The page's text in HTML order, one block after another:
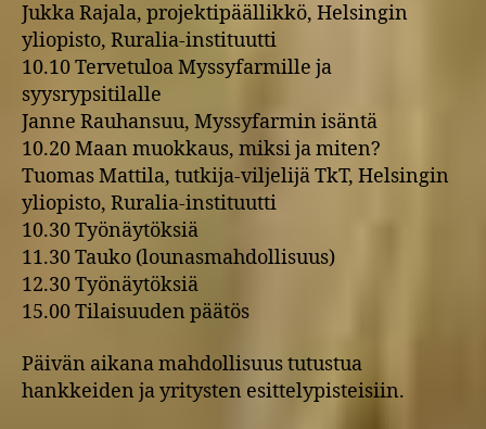
Jukka Rajala, projektipäällikkö, Helsingin
yliopisto, Ruralia-instituutti
10.10 Tervetuloa Myssyfarmille ja
syysrypsitilalle
Janne Rauhansuu, Myssyfarmin isäntä
10.20 Maan muokkaus, miksi ja miten?
Tuomas Mattila, tutkija-viljelijä TkT, Helsingin
yliopisto, Ruralia-instituutti
10.30 Työnäytöksiä
11.30 Tauko (lounasmahdollisuus)
12.30 Työnäytöksiä
15.00 Tilaisuuden päätös
Päivän aikana mahdollisuus tutustua
hankkeiden ja yritysten esittelypisteisiin.